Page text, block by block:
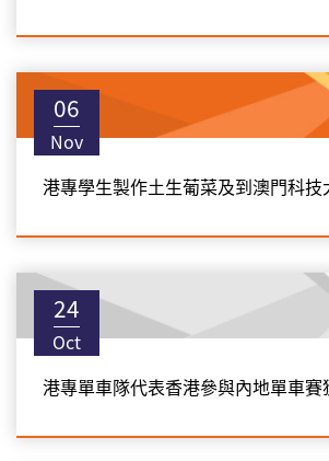
06
Nov
港專學生製作土生葡菜及到澳門科技
24
Oct
港專單車隊代表香港參與內地單車賽